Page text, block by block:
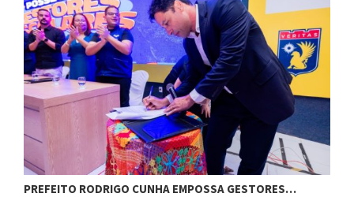
ESCOLA MASSA TRANSFORMA A EDUCAÇÃO…